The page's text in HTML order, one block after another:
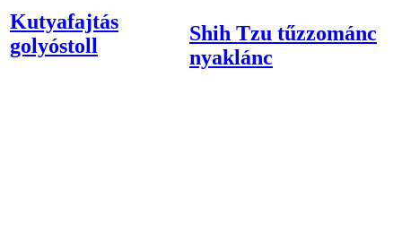
Kutyafajtás
golyóstoll
Shih Tzu tűzzománc
nyaklánc